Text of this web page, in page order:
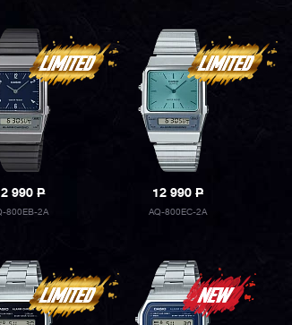
990P
800EB-2A
12 990 P
AQ-800EC-2A